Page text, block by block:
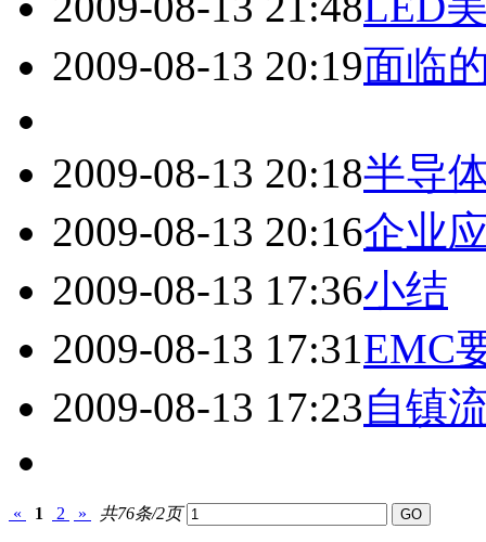
2009-08-13 20:19面临
2009-08-13 20:18半导
2009-08-13 20:16企业
2009-08-13 17:36小结
2009-08-13 17:31EMC
2009-08-13 17:23自镇
« 1 2 » 共76条/2页